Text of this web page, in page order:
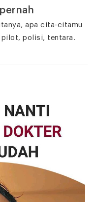
apa cita-citamu
pilot, polisi, tentara.